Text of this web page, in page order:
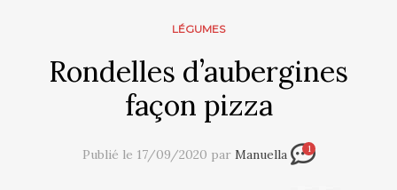
LÉGUMES
Rondelles d’aubergines
façon pizza
Publié le 17/09/2020 par Manuella 1